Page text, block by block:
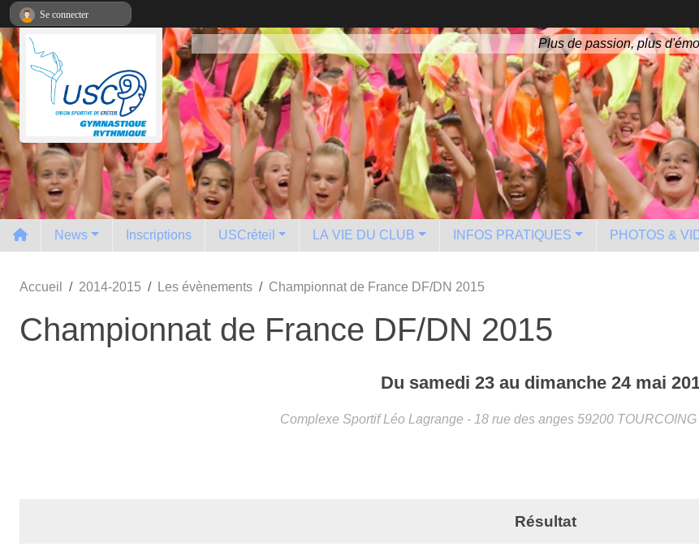
Plus de passion, plus
News Inscriptions USCréteil LA VIE DU CLUB INFOS PRATIQUES PHOTOS &
Accueil 2014-2015 Les évènements Championnat de France DF/DN 2015
Championnat de France DF/DN 2015
Du samedi 23 au dimanche 24 mai
Complexe Sportif Léo Lagrange - 18 rue des anges 59200 TOURCOING
Résultat
Se connecter
Panneau de gestion des cookies